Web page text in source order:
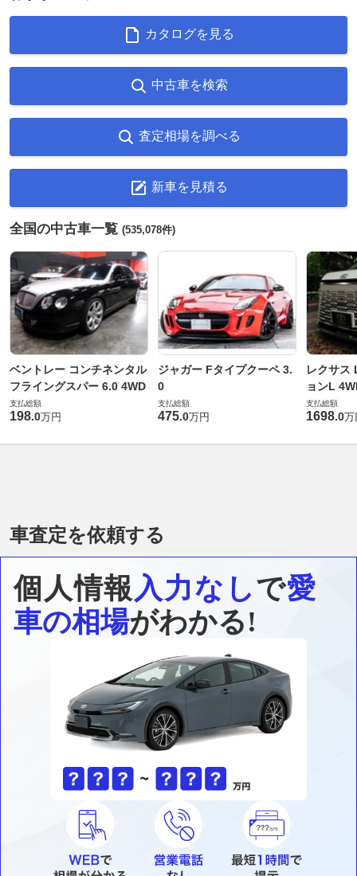
カタログを見る
中古車を検索
査定相場を調べる
新車を見積る
全国の中古車一覧 (535,078件)
ベントレー コンチネンタル
フライングスパー 6.0 4WD
支払総額
198.0万円
ジャガー Fタイプクーペ 3.
0
支払総額
475.0万円
レクサス
ョンL
支払総額
1698.0万
車査定を依頼する
個人情報入力なしで愛
車の相場がわかる!